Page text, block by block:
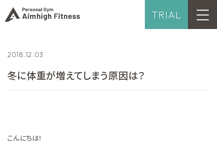
TRIAL
2018.12.03
冬に体重が増えてしまう原因は？
こんにちは！